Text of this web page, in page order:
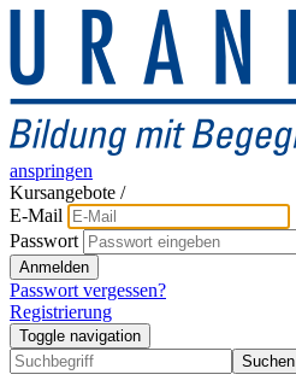
anspringen
Kursangebote /
E-Mail
Passwort
Anmelden
Passwort vergessen?
Registrierung
Toggle navigation
Suchen